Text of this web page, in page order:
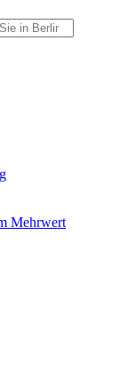
Mehrwert